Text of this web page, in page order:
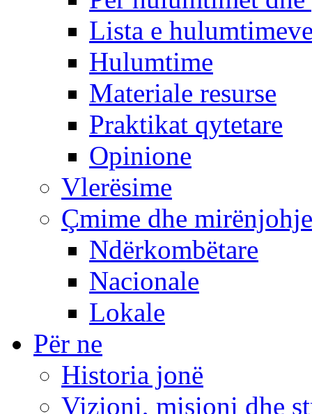
Lista e
Hulumtime
Materiale resurse
Praktikat qytetare
Opinione
Vlerësime
Çmime dhe mirënjohje
Ndërkombëtare
Nacionale
Lokale
Për ne
Historia jonë
Vizioni, misioni dhe